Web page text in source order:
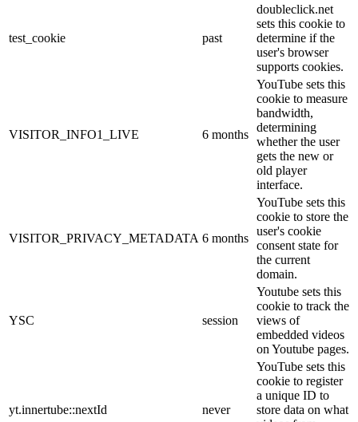
test_cookie past
doubleclick.net
sets this cookie to
determine if the
user's browser
supports cookies.
VISITOR_INFO1_LIVE 6 months
YouTube sets this
cookie to measure
bandwidth,
determining
whether the user
gets the new or
old player
interface.
VISITOR_PRIVACY_METADATA 6 months
YouTube sets this
cookie to store the
user's cookie
consent state for
the current
domain.
YSC session
Youtube sets this
cookie to track the
views of
embedded videos
on Youtube pages.
yt.innertube::nextId never
YouTube sets this
cookie to register
a unique ID to
store data on what